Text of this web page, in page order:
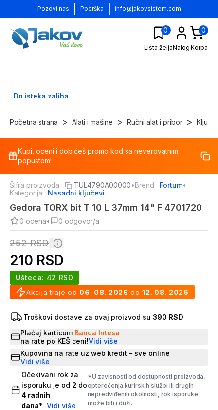
Pozovi nas Podrška info@jakovsistem.com
0
Lista željaNalog
0
Korpa
Do isteka zaliha
Početna strana > Alati i mašine > Ručni alat i pribor >
%
Kupi, oceni i dobićeš promo kod sa neverovatnim
popustom!
Šifra proizvoda: TUL4790A00000•Brend: Fortum•
Kategorija: Nasadni ključevi
Gedora TORX bit T 10 L 37mm 14" F 4701720
0 ocena• 0 odgovor/a
252 RSD
210 RSD
Akcija traje od 06. 08. 2026 do 12. 08. 2026
Ušteda: 42 RSD
Troškovi dostave za ovaj proizvod su 390 RSD
Plaćaj karticom Banca Intesa
na rate po KEŠ ceni!Vidi više
Kupovina na rate uz web kredit – sve online
Vidi više
Očekivani rok za
isporuku je od 2 do
4 radnih
dana* Vidi više
*U zavisnosti od dostupnosti proizvoda,
opterećenja kurirskih službi ili drugih
nepredviđenih okolnosti, rok isporuke
može biti i duži.